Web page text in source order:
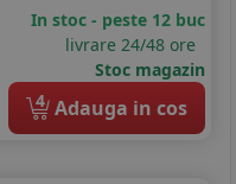
In stoc - peste 12 buc
livrare 24/48 ore
Stoc magazin
4 Adauga in cos